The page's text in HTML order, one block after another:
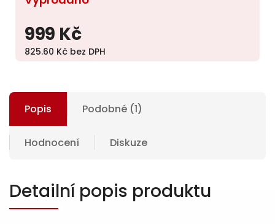
999 Kč
825.60 Kč bez DPH
Popis Podobné (1)
Hodnocení Diskuze
Detailní popis produktu